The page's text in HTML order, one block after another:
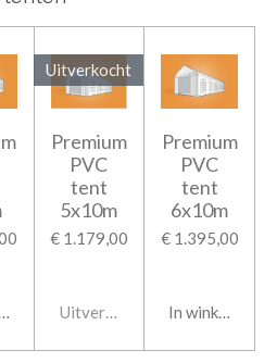
Uitverkocht
Premium
PVC
tent
5x10m
€ 1.179,00
Uitverkocht
Premium
PVC
tent
6x10m
€ 1.395,00
In